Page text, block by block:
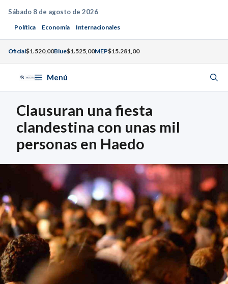
Saltar
contenido
Sábado 8 de agosto de 2026
Política Economía Internacionales
Oficial$1.520,00Blue$1.525,00MEP$15.281,00
Menú
Clausuran una fiesta
clandestina con unas mil
personas en Haedo